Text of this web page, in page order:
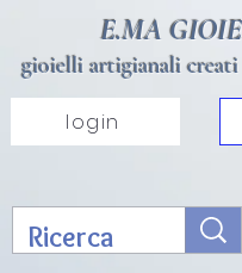
E.MA
gioielli artigianali creati
login